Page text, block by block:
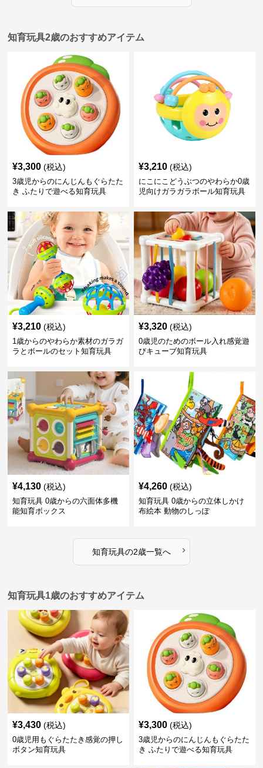
知育玩具2歳のおすすめアイテム
¥3,300 (税込)
3歳児からのにんじんもぐらたた
き ふたりで遊べる知育玩具
¥3,210 (税込)
にこにこどうぶつのやわらか0歳
児向けガラガラボール知育玩具
¥3,210 (税込)
1歳からのやわらか素材のガラガ
ラとボールのセット知育玩具
¥3,320 (税込)
0歳児のためのボール入れ感覚遊
びキューブ知育玩具
¥4,130 (税込)
知育玩具 0歳からの六面体多機
能知育ボックス
¥4,260 (税込)
知育玩具 0歳からの立体しかけ
布絵本 動物のしっぽ
知育玩具の2歳一覧へ ›
知育玩具1歳のおすすめアイテム
¥3,430 (税込)
0歳児用もぐらたたき感覚の押し
ボタン知育玩具
¥3,300 (税込)
3歳児からのにんじんもぐらたた
き ふたりで遊べる知育玩具